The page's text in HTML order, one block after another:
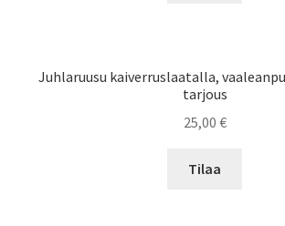
Juhlaruusu kaiverruslaatalla,
tarjous
25,00 €
Tilaa